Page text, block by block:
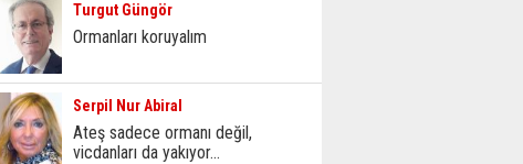
Turgut Güngör
Ormanları koruyalım
Serpil Nur Abiral
Ateş sadece ormanı değil,
vicdanları da yakıyor...